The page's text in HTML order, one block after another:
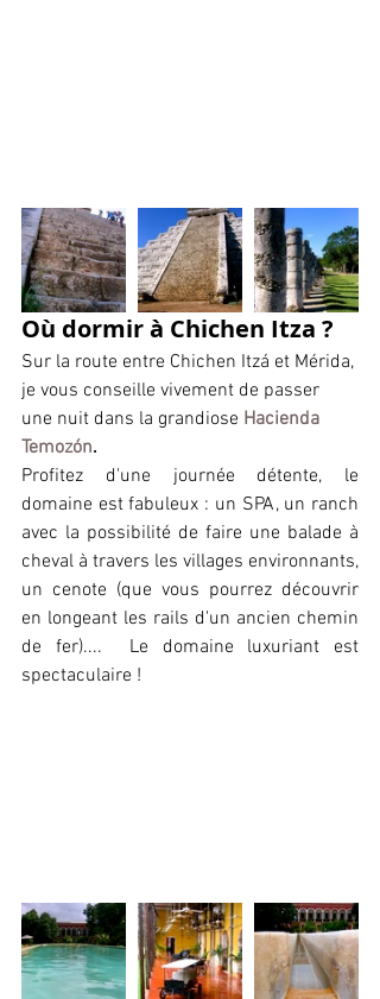
Où dormir à Chichen Itza ?
Sur la route entre Chichen Itzá et Mérida,
je vous conseille vivement de passer
une nuit dans la grandiose Hacienda
Temozón.
Profitez d'une journée détente, le
domaine est fabuleux : un SPA, un ranch
avec la possibilité de faire une balade à
cheval à travers les villages environnants,
un cenote (que vous pourrez découvrir
en longeant les rails d'un ancien chemin
de fer)....  Le domaine luxuriant est
spectaculaire !